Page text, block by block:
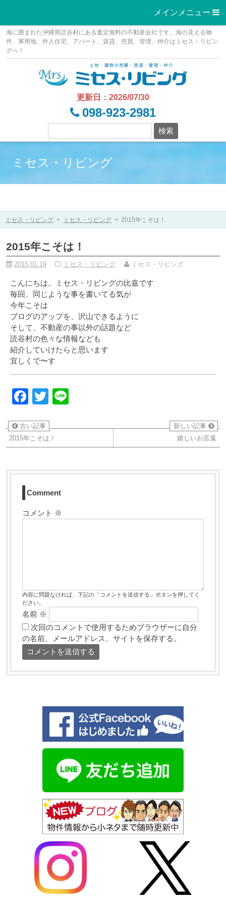
メインメニュー 
Skip
content
海に囲まれた沖縄県読谷村にある査定無料の不動産会社です。海の見える物
件、軍用地、外人住宅、アパート、賃貸、売買、管理、仲介はミセス・リビン
グへ！
更新日：2026/07/30
098-923-2981
ミセス・リビング
ミセス・リビング > ミセス・リビング > 2015年こそは！
2015年こそは！
2015.01.19 ミセス・リビング ミセス・リビング
こんにちは。ミセス・リビングの比嘉です
毎回、同じような事を書いてる気が
今年こそは
ブログのアップを、沢山できるように
そして、不動産の事以外の話題など
読谷村の色々な情報なども
紹介していけたらと思います
宜しくで〜す
Facebook
Twitter
古い記事
2015年こそは！
新しい記事
嬉しいお言葉
Comment
コメント ※
内容に問題なければ、下記の「コメントを送信する」ボタンを押してく
ださい。
名前 ※
次回のコメントで使用するためブラウザーに自分
の名前、メールアドレス、サイトを保存する。